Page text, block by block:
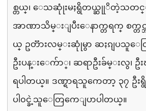
စ္တယ္၊ ေသဆုုံးမႈရွိတယ္ဆုုိတဲ့သတ
အာဏာသိမ္းျပီးေနာက္တရက္ စက္တင္
ယ္ ဥတၱားလမ္းဆုုံမွာ ဆႏၵျပသူေ
ဦးပန္းေက်ာ္၊ ဆရာဦးခ်မ္းလွ၊ ဦ
ရပါတယ္။ ဒဏ္ရာရသူကေတာ့ ၃၇ ဦ
ပါ၀င္ခဲ့သူေတြကေျပာပါတယ္။